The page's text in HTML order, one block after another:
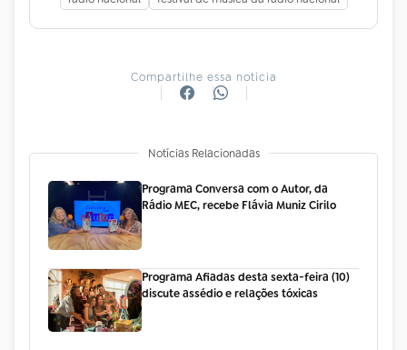
Compartilhe essa notícia
Notícias Relacionadas
Programa Conversa com o Autor, da
Rádio MEC, recebe Flávia Muniz Cirilo
Programa Afiadas desta sexta-feira (10)
discute assédio e relações tóxicas